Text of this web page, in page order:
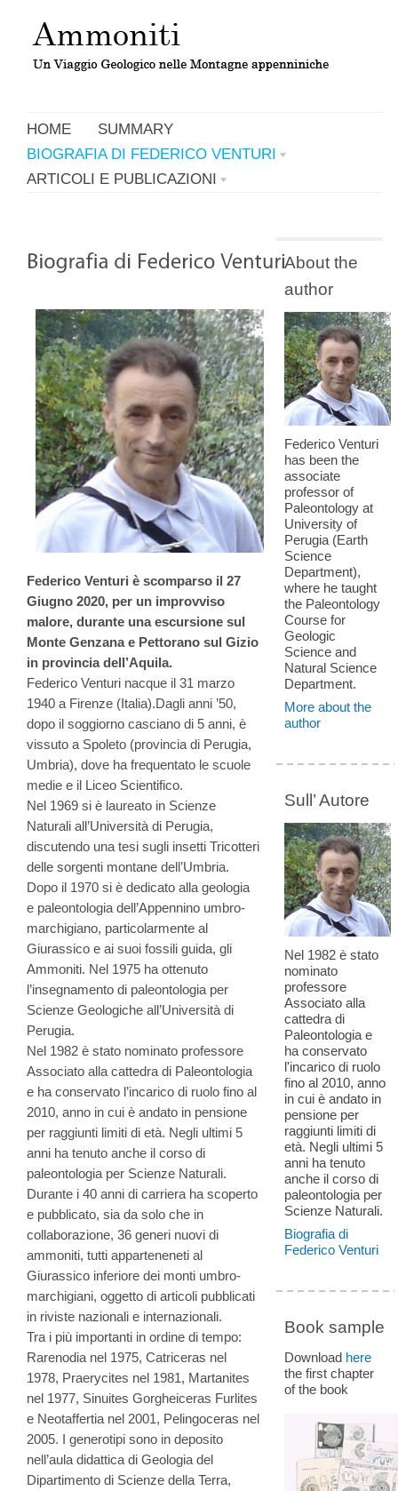
HOME
SUMMARY
BIOGRAFIA DI FEDERICO VENTURI
ARTICOLI E PUBLICAZIONI
Federico Venturi è scomparso il 27
Giugno 2020, per un improvviso
malore, durante una escursione sul
Monte Genzana e Pettorano sul Gizio
in provincia dell’Aquila.
Federico Venturi nacque il 31 marzo
1940 a Firenze (Italia).Dagli anni ’50,
dopo il soggiorno casciano di 5 anni, è
vissuto a Spoleto (provincia di Perugia,
Umbria), dove ha frequentato le scuole
medie e il Liceo Scientifico.
Nel 1969 si è laureato in Scienze
Naturali all’Università di Perugia,
discutendo una tesi sugli insetti Tricotteri
delle sorgenti montane dell’Umbria.
Dopo il 1970 si è dedicato alla geologia
e paleontologia dell’Appennino umbro-
marchigiano, particolarmente al
Giurassico e ai suoi fossili guida, gli
Ammoniti. Nel 1975 ha ottenuto
l’insegnamento di paleontologia per
Scienze Geologiche all’Università di
Perugia.
Nel 1982 è stato nominato professore
Associato alla cattedra di Paleontologia
e ha conservato l’incarico di ruolo fino al
2010, anno in cui è andato in pensione
per raggiunti limiti di età. Negli ultimi 5
anni ha tenuto anche il corso di
paleontologia per Scienze Naturali.
Durante i 40 anni di carriera ha scoperto
e pubblicato, sia da solo che in
collaborazione, 36 generi nuovi di
ammoniti, tutti apparteneneti al
Giurassico inferiore dei monti umbro-
marchigiani, oggetto di articoli pubblicati
in riviste nazionali e internazionali.
Tra i più importanti in ordine di tempo:
Rarenodia nel 1975, Catriceras nel
1978, Praerycites nel 1981, Martanites
nel 1977, Sinuites Gorgheiceras Furlites
e Neotaffertia nel 2001, Pelingoceras nel
2005. I generotipi sono in deposito
nell’aula didattica di Geologia del
Dipartimento di Scienze della Terra,
About the
author
Federico Venturi
has been the
associate
professor of
Paleontology at
University of
Perugia (Earth
Science
Department),
where he taught
the Paleontology
Course for
Geologic
Science and
Natural Science
Department.
More about the
author
Sull’ Autore
Nel 1982 è stato
nominato
professore
Associato alla
cattedra di
Paleontologia e
ha conservato
l'incarico di ruolo
fino al 2010, anno
in cui è andato in
pensione per
raggiunti limiti di
età. Negli ultimi 5
anni ha tenuto
anche il corso di
paleontologia per
Scienze Naturali.
Biografia di
Federico Venturi
Book sample
Download here
the first chapter
of the book